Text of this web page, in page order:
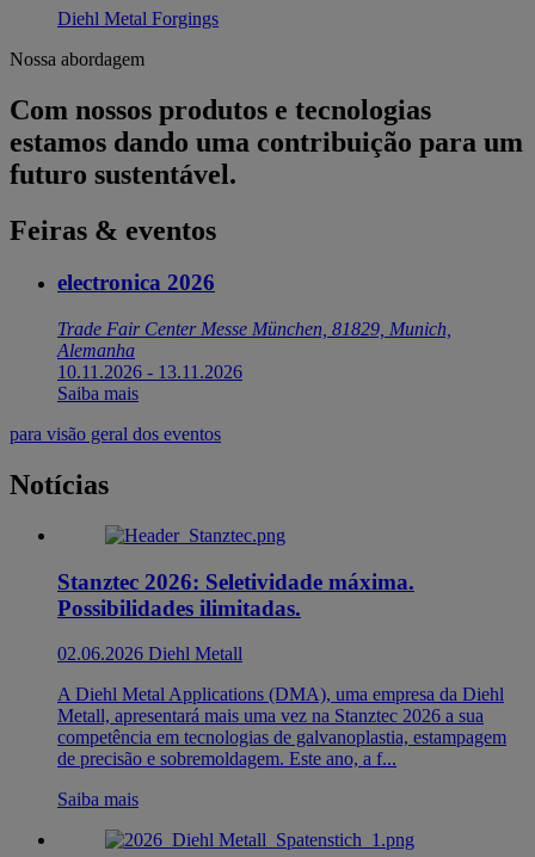
Diehl Metal Forgings
Nossa abordagem
Com nossos produtos e tecnologias
estamos dando uma contribuição para um
futuro sustentável.
Feiras & eventos
electronica 2026
Trade Fair Center Messe München, 81829, Munich,
Alemanha
10.11.2026 - 13.11.2026
Saiba mais
para visão geral dos eventos
Notícias
Stanztec 2026: Seletividade máxima.
Possibilidades ilimitadas.
02.06.2026 Diehl Metall
A Diehl Metal Applications (DMA), uma empresa da Diehl
Metall, apresentará mais uma vez na Stanztec 2026 a sua
competência em tecnologias de galvanoplastia, estampagem
de precisão e sobremoldagem. Este ano, a f...
Saiba mais